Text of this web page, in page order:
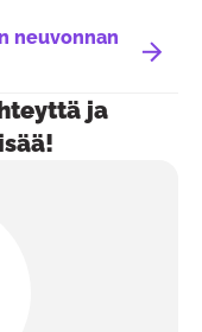
neuvonnan
ja